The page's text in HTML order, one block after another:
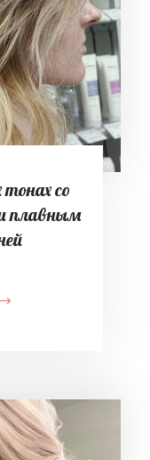
со
плавным